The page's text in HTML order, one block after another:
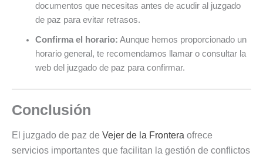
documentos que necesitas antes de acudir al juzgado
de paz para evitar retrasos.
Confirma el horario: Aunque hemos proporcionado un
horario general, te recomendamos llamar o consultar la
web del juzgado de paz para confirmar.
Conclusión
El juzgado de paz de Vejer de la Frontera ofrece
servicios importantes que facilitan la gestión de conflictos